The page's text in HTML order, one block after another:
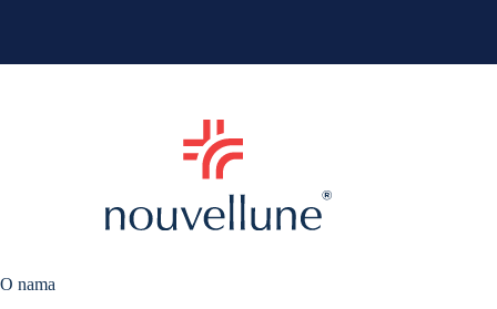
O nama